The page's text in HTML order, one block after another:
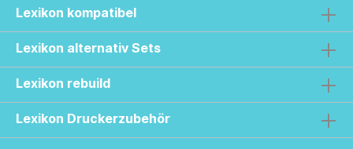
Lexikon kompatibel
Lexikon alternativ Sets
Lexikon rebuild
Lexikon Druckerzubehör